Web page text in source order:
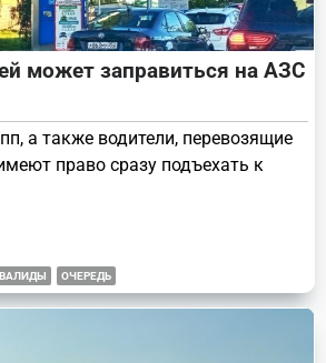
может заправиться на АЗС
а также водители, перевозящие
право сразу подъехать к
ОЧЕРЕДЬ